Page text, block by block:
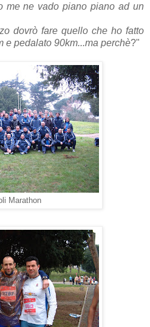
me ne vado piano piano ad un
dovrò fare quello che ho fatto
e pedalato 90km...ma perchè?"
Marathon